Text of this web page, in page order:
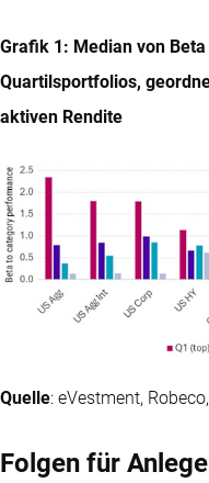
Grafik 1: Median von
Quartilsportfolios,
aktiven Rendite
Quelle: eVestment,
Folgen für